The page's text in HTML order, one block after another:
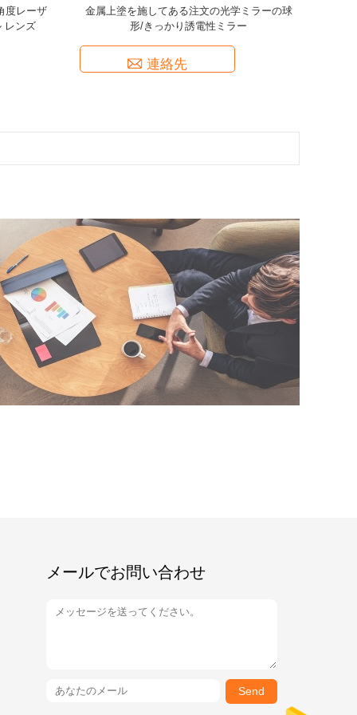
度レーザ
レンズ
金属上塗を施してある注文の光学ミラーの球
形/きっかり誘電性ミラー
連絡先
メールでお問い合わせ
Send